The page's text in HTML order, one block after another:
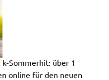
k-Sommerhit: über 1
online für den neuen